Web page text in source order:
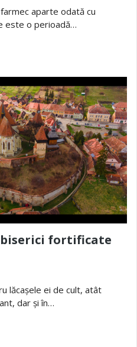
aparte odată cu
este o perioadă…
biserici fortificate
lăcașele ei de cult, atât
dar și în…